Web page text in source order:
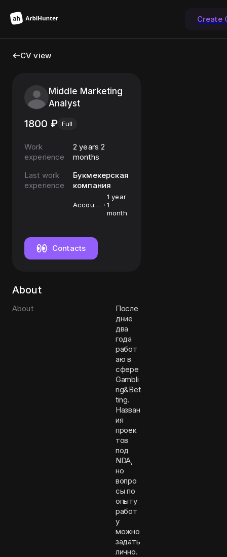
Create
CV view
Middle Marketing
Analyst
1800 ₽ Full
Work
experience
2 years 2
months
Last work
experience
Букмекерская
компания
Account
1 year
1
month
Contacts
About
About
После
дние
два
года
работ
аю в
сфере
Gambli
ng&Bet
ting.
Назван
ия
проек
тов
под
NDA,
но
вопро
сы по
опыту
работ
у
можно
задать
лично.